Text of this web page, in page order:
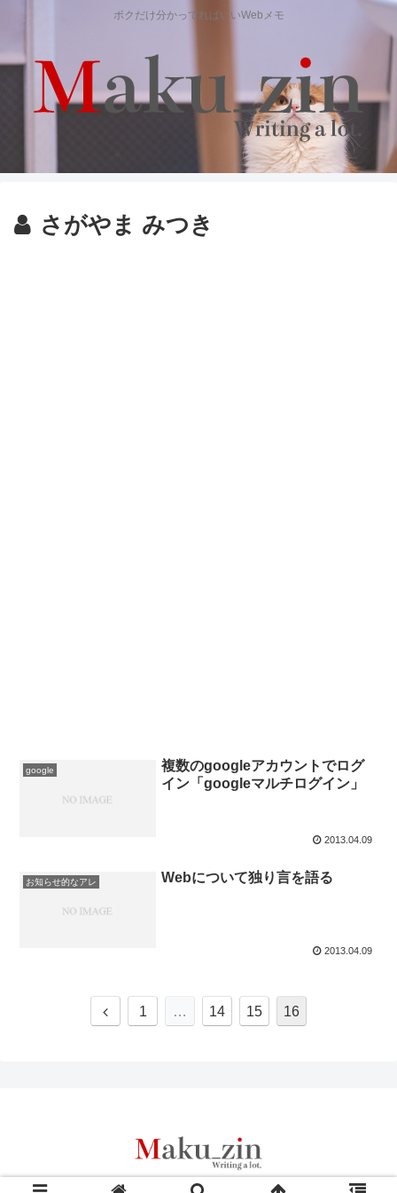
ボクだけ分かってればいいWebメモ
さがやま みつき
google
複数のgoogleアカウントでログ
イン「googleマルチログイン」
2013.04.09
お知らせ的なアレ Webについて独り言を語る
2013.04.09
前
1 … 14 15 16